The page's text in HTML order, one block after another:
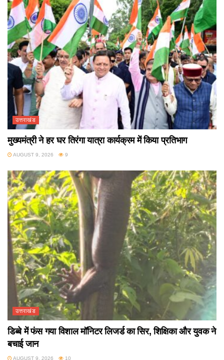
उत्तराखंड
मुख्यमंत्री ने हर घर तिरंगा यात्रा कार्यक्रम में किया प्रतिभाग
AUGUST 9, 2026 9
उत्तराखंड
डिब्बे में फंस गया विशाल मॉनिटर लिजर्ड का सिर, शिक्षिका और युवक ने
बचाई जान
AUGUST 9, 2026 10